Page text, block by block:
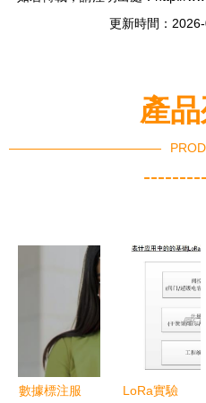
更新時間：
產
數據標注服
LoRa實驗